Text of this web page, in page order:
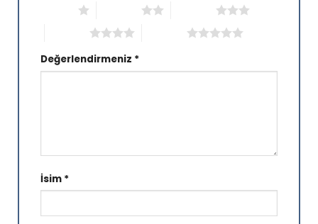
Değerlendirmeniz *
İsim *